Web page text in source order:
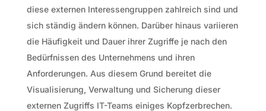
diese externen Interessengruppen zahlreich sind und
sich ständig ändern können. Darüber hinaus variieren
die Häufigkeit und Dauer ihrer Zugriffe je nach den
Bedürfnissen des Unternehmens und ihren
Anforderungen. Aus diesem Grund bereitet die
Visualisierung, Verwaltung und Sicherung dieser
externen Zugriffs IT-Teams einiges Kopfzerbrechen.